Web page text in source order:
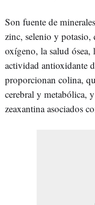
Son fuente de
zinc, selenio y potasio,
oxígeno, la salud
actividad antioxidante
proporcionan colina,
cerebral y metabólica,
zeaxantina asociados